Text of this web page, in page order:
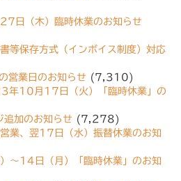
日（木）臨時休業のお知らせ
等保存方式（インボイス制度）対応
営業日のお知らせ (7,310)
年10月17日（火）「臨時休業」の
追加のお知らせ (7,278)
業、翌17日（水）振替休業のお知
〜14日（月）「臨時休業」のお知